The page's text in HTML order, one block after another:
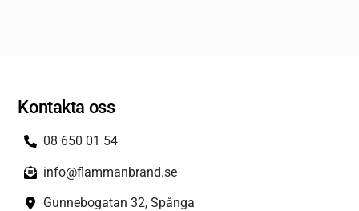
Kontakta oss
08 650 01 54
info@flammanbrand.se
Gunnebogatan 32, Spånga